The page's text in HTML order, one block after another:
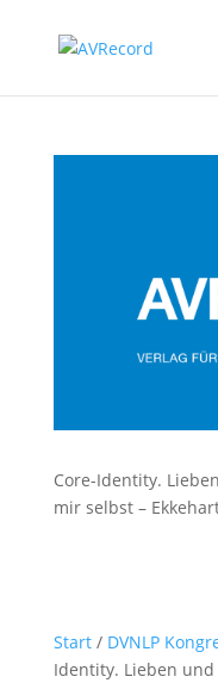
Core-Identity.
mir selbst –
Start/ DVNLP
Identity. Lieben